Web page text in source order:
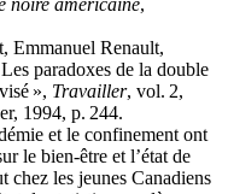
Emmanuel Renault,
paradoxes de la double
», Travailler, vol. 2,
1994, p. 244.
et le confinement ont
le bien-être et l’état de
chez les jeunes Canadiens